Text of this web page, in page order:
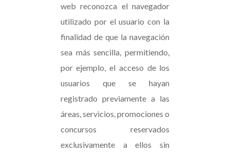
web reconozca el navegador
utilizado por el usuario con la
finalidad de que la navegación
sea más sencilla, permitiendo,
por ejemplo, el acceso de los
usuarios que se hayan
registrado previamente a las
áreas, servicios, promociones o
concursos reservados
exclusivamente a ellos sin